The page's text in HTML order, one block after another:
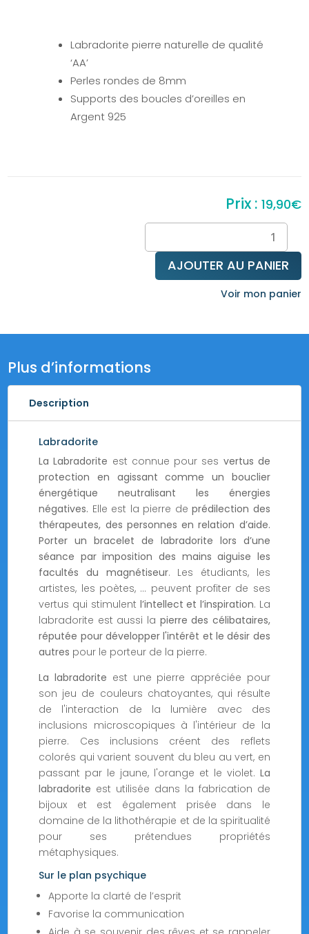
Labradorite pierre naturelle de qualité
‘AA’
Perles rondes de 8mm
Supports des boucles d’oreilles en
Argent 925
19,90€
quantité
Puces
d'oreilles
AJOUTER AU PANIER
Voir mon panier
Plus d’informations
Description
Labradorite
La Labradorite est connue pour ses vertus de
protection en agissant comme un bouclier
énergétique neutralisant les énergies
négatives. Elle est la pierre deprédilection des
thérapeutes, des personnes en relation d’aide.
Porter un bracelet de labradorite lors d’une
séance par imposition des mains aiguise les
facultés du magnétiseur. Les étudiants, les
artistes, les poètes, … peuvent profiter de ses
vertus qui stimulent l’intellect et l’inspiration. La
labradorite est aussi la pierre des célibataires,
réputée pour développer l'intérêt et le désir des
autres pour le porteur de la pierre.
La labradorite est une pierre appréciée pour
son jeu de couleurs chatoyantes, qui résulte
de l'interaction de la lumière avec des
inclusions microscopiques à l'intérieur de la
pierre. Ces inclusions créent des reflets
colorés qui varient souvent du bleu au vert, en
passant par le jaune, l'orange et le violet. La
labradorite est utilisée dans la fabrication de
bijoux et est également prisée dans le
domaine de la lithothérapie et de la spiritualité
pour ses prétendues propriétés
métaphysiques.
Sur le plan psychique
Apporte la clarté de l’esprit
Favorise la communication